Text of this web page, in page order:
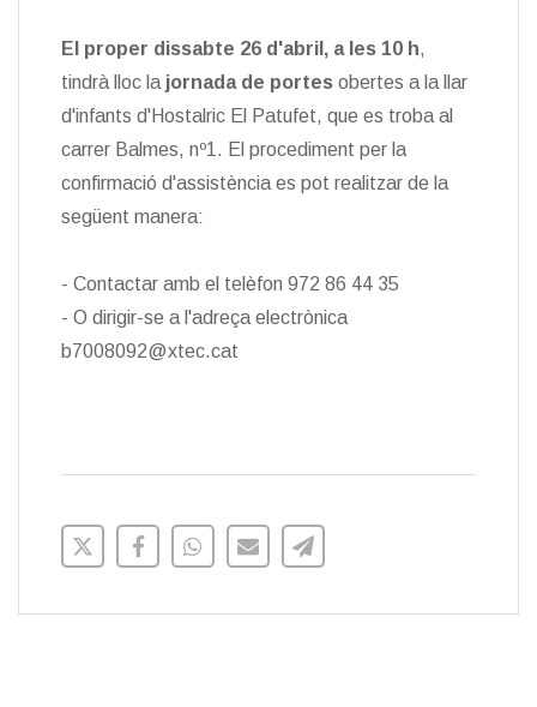
El proper dissabte 26 d'abril, a les 10 h,
tindrà lloc la jornada de portes obertes a la llar
d'infants d'Hostalric El Patufet, que es troba al
carrer Balmes, nº1. El procediment per la
confirmació d'assistència es pot realitzar de la
següent manera:
- Contactar amb el telèfon 972 86 44 35
- O dirigir-se a l'adreça electrònica
b7008092@xtec.cat